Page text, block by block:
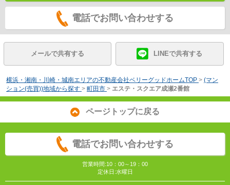
電話でお問い合わせする
メールで共有する LINEで共有する
横浜・湘南・川崎・城南エリアの不動産会社ベリーグッドホームTOP > (マン
ション(売買))地域から探す > 町田市 > エステ・スクエア成瀬2番館
ページトップに戻る
電話でお問い合わせする
営業時間:10：00～19：00
定休日:水曜日